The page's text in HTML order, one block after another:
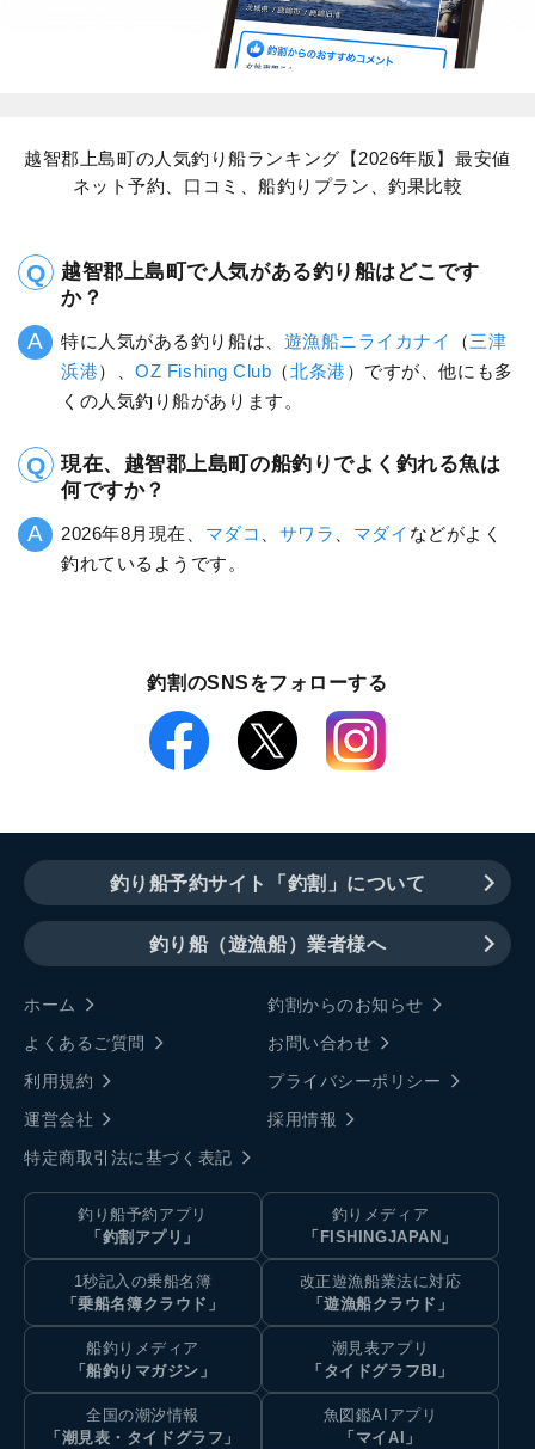
越智郡上島町の人気釣り船ランキング【2026年版】最安値
ネット予約、口コミ、船釣りプラン、釣果比較
越智郡上島町で人気がある釣り船はどこです
か？
特に人気がある釣り船は、 遊漁船ニライカナイ （三津
浜港）、OZ Fishing Club （北条港 ）ですが、他にも多
くの人気釣り船があります。
現在、越智郡上島町の船釣りでよく釣れる魚は
何ですか？
2026年8月現在、 マダコ サワラ マダイ などがよく
釣れているようです。
釣割のSNSをフォローする
釣り船予約サイト「釣割」について
釣り船（遊漁船）業者様へ
ホーム
釣割からのお知らせ
よくあるご質問
お問い合わせ
利用規約
プライバシーポリシー
運営会社
採用情報
特定商取引法に基づく表記
釣り船予約アプリ
「釣割アプリ」
釣りメディア
「FISHINGJAPAN」
1秒記入の乗船名簿
「乗船名簿クラウド」
改正遊漁船業法に対応
「遊漁船クラウド」
船釣りメディア
「船釣りマガジン」
潮見表アプリ
「タイドグラフBI」
全国の潮汐情報
「潮見表・タイドグラフ」
魚図鑑AIアプリ
「マイAI」